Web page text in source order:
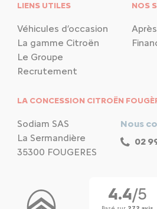
LIENS UTILES
Véhicules d’occasion
La gamme Citroën
Le Groupe
Recrutement
NOS
LA CONCESSION CITROËN
Sodiam SAS
La Sermandière
35300 FOUGERES
Nous
02
4.4/5